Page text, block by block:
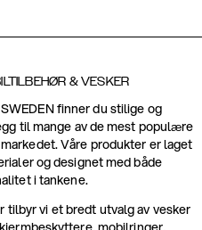
& VESKER
finner du stilige og
til mange av de mest populære
Våre produkter er laget
og designet med både
i tankene.
tilbyr vi et bredt utvalg av vesker